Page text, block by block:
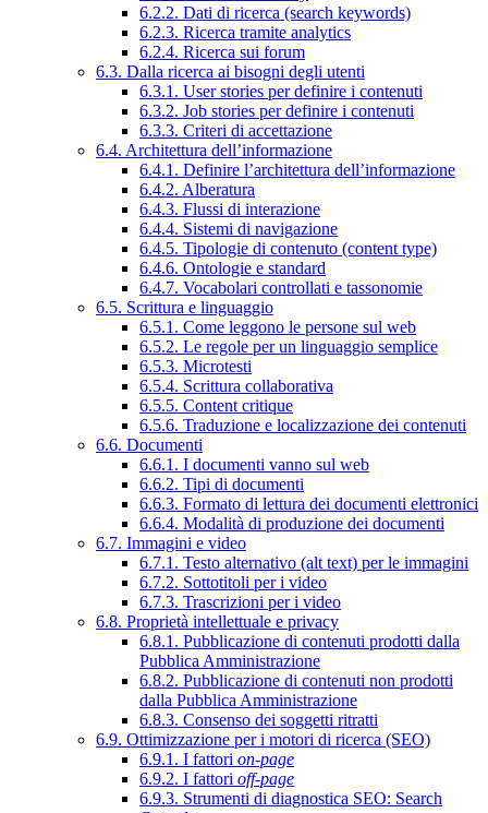
6.2.2. Dati di ricerca (search keywords)
6.2.3. Ricerca tramite analytics
6.2.4. Ricerca sui forum
6.3. Dalla ricerca ai bisogni degli utenti
6.3.1. User stories per definire i contenuti
6.3.2. Job stories per definire i contenuti
6.3.3. Criteri di accettazione
6.4. Architettura dell’informazione
6.4.1. Definire l’architettura dell’informazione
6.4.2. Alberatura
6.4.3. Flussi di interazione
6.4.4. Sistemi di navigazione
6.4.5. Tipologie di contenuto (content type)
6.4.6. Ontologie e standard
6.4.7. Vocabolari controllati e tassonomie
6.5. Scrittura e linguaggio
6.5.1. Come leggono le persone sul web
6.5.2. Le regole per un linguaggio semplice
6.5.3. Microtesti
6.5.4. Scrittura collaborativa
6.5.5. Content critique
6.5.6. Traduzione e localizzazione dei contenuti
6.6. Documenti
6.6.1. I documenti vanno sul web
6.6.2. Tipi di documenti
6.6.3. Formato di lettura dei documenti elettronici
6.6.4. Modalità di produzione dei documenti
6.7. Immagini e video
6.7.1. Testo alternativo (alt text) per le immagini
6.7.2. Sottotitoli per i video
6.7.3. Trascrizioni per i video
6.8. Proprietà intellettuale e privacy
6.8.1. Pubblicazione di contenuti prodotti dalla
Pubblica Amministrazione
6.8.2. Pubblicazione di contenuti non prodotti
dalla Pubblica Amministrazione
6.8.3. Consenso dei soggetti ritratti
6.9. Ottimizzazione per i motori di ricerca (SEO)
6.9.1. I fattori on-page
6.9.2. I fattori off-page
6.9.3. Strumenti di diagnostica SEO: Search